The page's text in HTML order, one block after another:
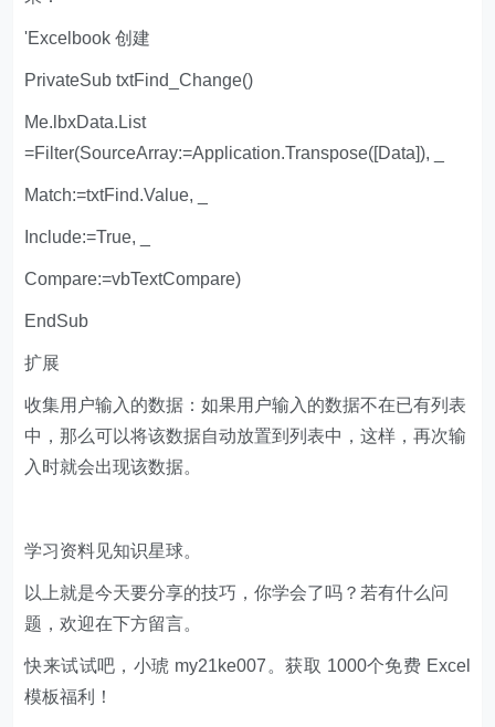
'Excelbook 创建
PrivateSub txtFind_Change()
Me.lbxData.List
=Filter(SourceArray:=Application.Transpose([Data]), _
Match:=txtFind.Value, _
Include:=True, _
Compare:=vbTextCompare)
EndSub
扩展
收集用户输入的数据：如果用户输入的数据不在已有列表
中，那么可以将该数据自动放置到列表中，这样，再次输
入时就会出现该数据。
学习资料见知识星球。
以上就是今天要分享的技巧，你学会了吗？若有什么问
题，欢迎在下方留言。
快来试试吧，小琥 my21ke007。获取 1000个免费 Excel
模板福利​​​​！